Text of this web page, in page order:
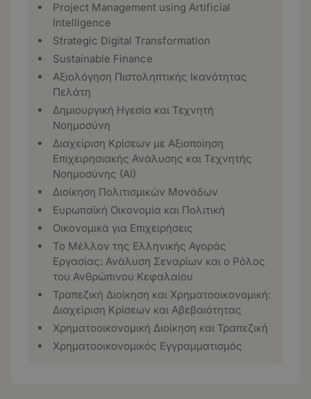
Project Management using Artificial
Intelligence
Strategic Digital Transformation
Sustainable Finance
Αξιολόγηση Πιστοληπτικής Ικανότητας
Πελάτη
Δημιουργική Ηγεσία και Τεχνητή
Νοημοσύνη
Διαχείριση Κρίσεων με Αξιοποίηση
Επιχειρησιακής Ανάλυσης και Τεχνητής
Νοημοσύνης (ΑΙ)
Διοίκηση Πολιτισμικών Μονάδων
Ευρωπαϊκή Οικονομία και Πολιτική
Οικονομικά για Επιχειρήσεις
Το Μέλλον της Ελληνικής Αγοράς
Εργασίας: Ανάλυση Σεναρίων και ο Ρόλος
του Ανθρώπινου Κεφαλαίου
Τραπεζική Διοίκηση και Χρηματοοικονομική:
Διαχείριση Κρίσεων και Αβεβαιότητας
Χρηματοοικονομική Διοίκηση και Τραπεζική
Χρηματοοικονομικός Εγγραμματισμός